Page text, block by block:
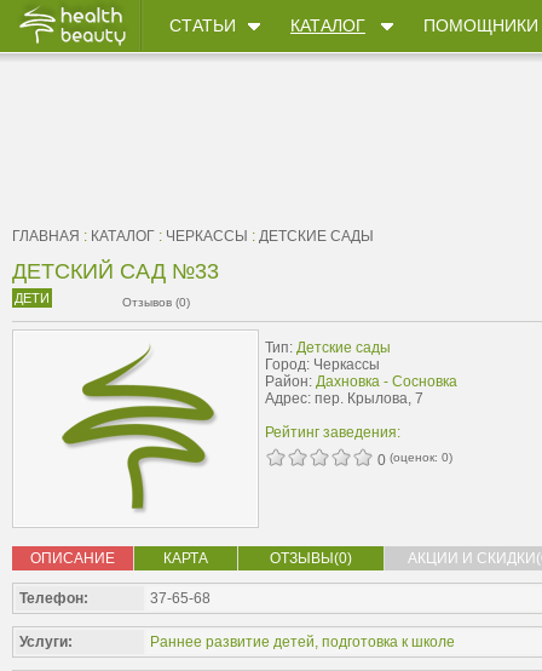
СТАТЬИ КАТАЛОГ ПОМОЩНИКИ
ГЛАВНАЯ : КАТАЛОГ : ЧЕРКАССЫ : ДЕТСКИЕ САДЫ
ДЕТСКИЙ САД №33
ДЕТИ Отзывов (0)
Тип: Детские сады
Город: Черкассы
Район: Дахновка - Сосновка
Адрес: пер. Крылова, 7
Рейтинг заведения:
0 (оценок: 0)
ОПИСАНИЕ КАРТА ОТЗЫВЫ(0) АКЦИИ И
Телефон: 37-65-68
Услуги: Раннее развитие детей, подготовка к школе